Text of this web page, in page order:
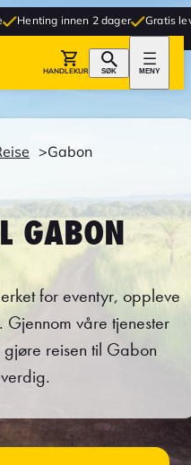
innen 2 dager Gratis levering
HANDLEKURV SØK MENY
Gabon
GABON
for eventyr, oppleve
våre tjenester
reisen til Gabon